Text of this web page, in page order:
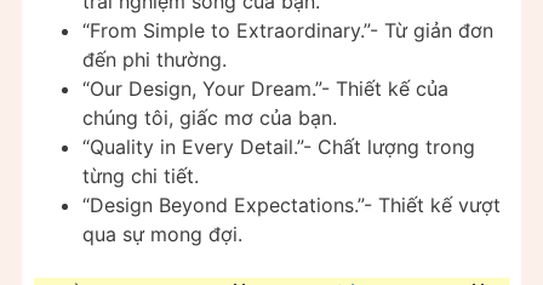
“From Simple to Extraordinary.”- Từ giản đơn
đến phi thường.
“Our Design, Your Dream.”- Thiết kế của
chúng tôi, giấc mơ của bạn.
“Quality in Every Detail.”- Chất lượng trong
từng chi tiết.
“Design Beyond Expectations.”- Thiết kế vượt
qua sự mong đợi.